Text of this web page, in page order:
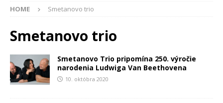
HOME Smetanovo trio
Smetanovo trio
Smetanovo Trio pripomína 250. výročie
narodenia Ludwiga Van Beethovena
10. októbra 2020